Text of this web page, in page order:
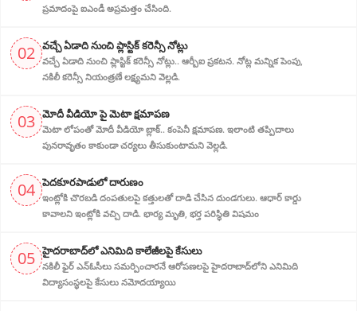
ప్రమాదంపై ఐఎండీ అప్రమత్తం చేసింది.
02 వచ్చే ఏడాది నుంచి ప్లాస్టిక్ కరెన్సీ నోట్లు
వచ్చే ఏడాది నుంచి ప్లాస్టిక్ కరెన్సీ నోట్లు.. ఆర్బీఐ ప్రకటన. నోట్ల మన్నిక పెంపు,
నకిలీ కరెన్సీ నియంత్రణే లక్ష్యమని వెల్లడి.
03 మోదీ వీడియో పై మెటా క్షమాపణ
మెటా లోపంతో మోదీ వీడియో బ్లాక్.. కంపెనీ క్షమాపణ. ఇలాంటి తప్పిదాలు
పునరావృతం కాకుండా చర్యలు తీసుకుంటామని వెల్లడి.
04 పెదకూరపాడులో దారుణం
ఇంట్లోకి చొరబడి దంపతులపై కత్తులతో దాడి చేసిన దుండగులు. ఆధార్ కార్డు
కావాలని ఇంట్లోకి వచ్చి దాడి. భార్య మృతి, భర్త పరిస్థితి విషమం
05 హైదరాబాద్‌లో ఎనిమిది కాలేజీలపై కేసులు
నకిలీ ఫైర్ ఎన్‌ఓసీలు సమర్పించారనే ఆరోపణలపై హైదరాబాద్‌లోని ఎనిమిది
విద్యాసంస్థలపై కేసులు నమోదయ్యాయి